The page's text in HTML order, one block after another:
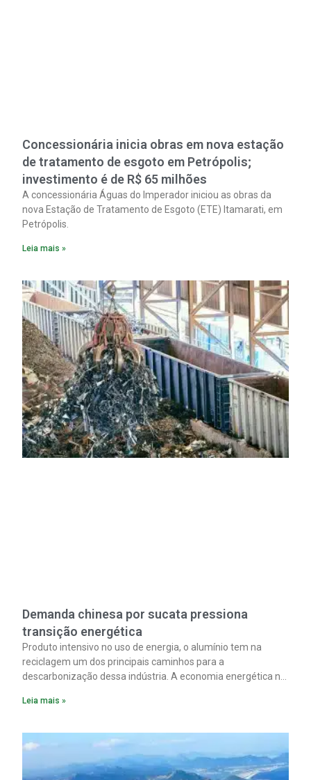
Concessionária inicia obras em nova estação
de tratamento de esgoto em Petrópolis;
investimento é de R$ 65 milhões
A concessionária Águas do Imperador iniciou as obras da
nova Estação de Tratamento de Esgoto (ETE) Itamarati, em
Petrópolis.
Leia mais »
Demanda chinesa por sucata pressiona
transição energética
Produto intensivo no uso de energia, o alumínio tem na
reciclagem um dos principais caminhos para a
descarbonização dessa indústria. A economia energética na
material. A produção de um alumínio mais limpo, no entanto,
insumo, a sucata, devido, sobretudo, ao interesse chinês
pela matéria-prima.
Leia mais »